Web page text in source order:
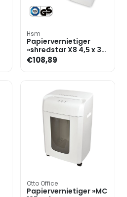
Hsm
Papiervernietiger
»shredstar X8 4,5 x 30
mm« snijdt snippers
tot 8 bladen
€108,89
Otto Office
Papiervernietiger »MC